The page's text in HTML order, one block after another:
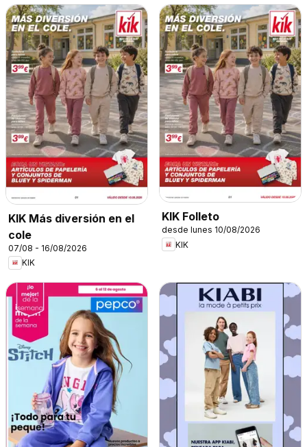
KIK Más diversión en el
cole
07/08 - 16/08/2026
KIK
KIK Folleto
desde lunes 10/08/2026
KIK